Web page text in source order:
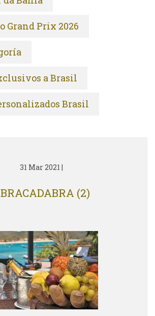
Grand Prix 2026
a Brasil
Brasil
31 Mar 2021 |
(2)